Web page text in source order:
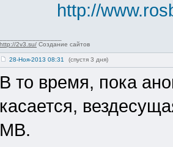
http://
http://2v3.su/ Создание сайтов
28-Ноя-2013 08:31 (спустя 3 дня)
В то время, пока
касается,
МВ.